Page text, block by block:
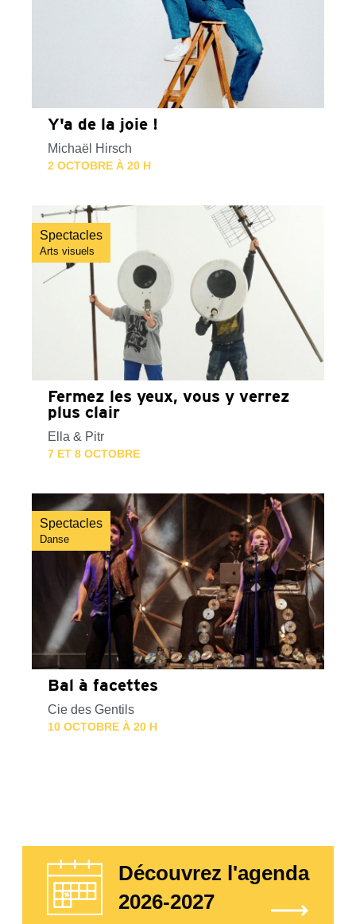
Y'a de la joie !
Michaël Hirsch
2 OCTOBRE À 20 H
Spectacles
Arts visuels
Fermez les yeux, vous y verrez
plus clair
Ella & Pitr
7 ET 8 OCTOBRE
Spectacles
Danse
Bal à facettes
Cie des Gentils
10 OCTOBRE À 20 H
Découvrez l'agenda
2026-2027